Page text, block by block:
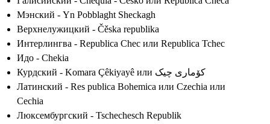
Мэнский - Yn Pobblaght Sheckagh
Верхнелужицкий - Čěska republika
Интерлингва - Republica Chec или Republica Tchec
Идо - Chekia
Курдский - Komara Çêkiyayê или کۆماری چیک
Латинский - Res publica Bohemica или Czechia или
Cechia
Люксембургский - Tschechesch Republik